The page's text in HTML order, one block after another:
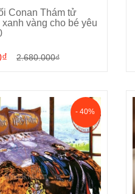
sản phẩm
Conan Thám tử
xanh vàng cho bé yêu
2.680.000₫
- 40%